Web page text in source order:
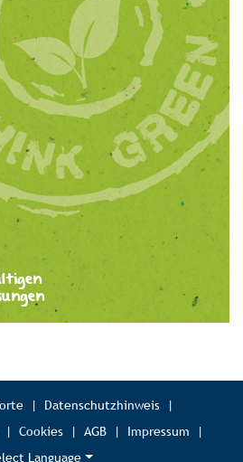
| Datenschutzhinweis
|
| Cookies | AGB | Impressum
|
Language